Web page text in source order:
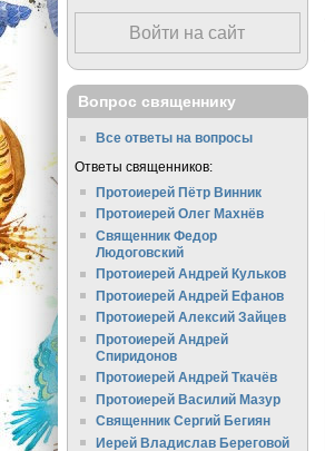
Войти на сайт
Вопрос священнику
Все ответы на вопросы
Ответы священников:
Протоиерей Пётр Винник
Протоиерей Олег Махнёв
Священник Федор
Людоговский
Протоиерей Андрей Кульков
Протоиерей Андрей Ефанов
Протоиерей Алексий Зайцев
Протоиерей Андрей
Спиридонов
Протоиерей Андрей Ткачёв
Протоиерей Василий Мазур
Священник Сергий Бегиян
Иерей Владислав Береговой